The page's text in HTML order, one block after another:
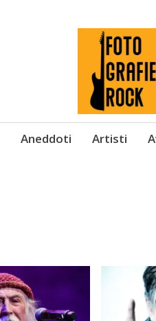
Aneddoti Artisti